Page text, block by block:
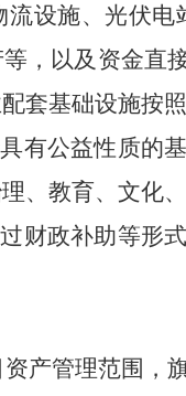
设施、光伏
，以及资金直
套基础设施按
有公益性质的
、教育、文化
财政补助等形
产管理范围，